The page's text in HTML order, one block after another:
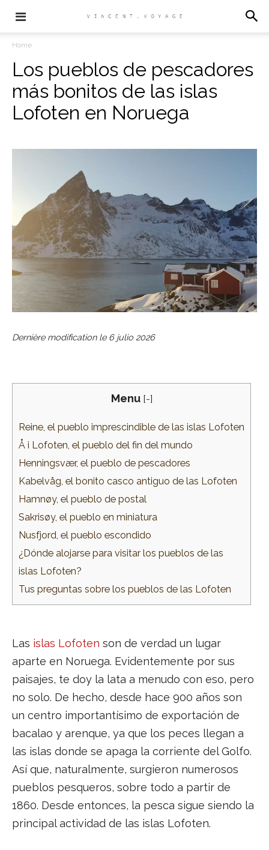
Home
Los pueblos de pescadores
más bonitos de las islas
Lofoten en Noruega
Dernière modification le 6 julio 2026
Menu [-]
Reine, el pueblo imprescindible de las islas Lofoten
Å i Lofoten, el pueblo del fin del mundo
Henningsvær, el pueblo de pescadores
Kabelvåg, el bonito casco antiguo de las Lofoten
Hamnøy, el pueblo de postal
Sakrisøy, el pueblo en miniatura
Nusfjord, el pueblo escondido
¿Dónde alojarse para visitar los pueblos de las
islas Lofoten?
Tus preguntas sobre los pueblos de las Lofoten
Las islas Lofoten son de verdad un lugar
aparte en Noruega. Evidentemente por sus
paisajes, te doy la lata a menudo con eso, pero
no solo. De hecho, desde hace 900 años son
un centro importantísimo de exportación de
bacalao y arenque, ya que los peces llegan a
las islas donde se apaga la corriente del Golfo.
Así que, naturalmente, surgieron numerosos
pueblos pesqueros, sobre todo a partir de
1860. Desde entonces, la pesca sigue siendo la
principal actividad de las islas Lofoten.